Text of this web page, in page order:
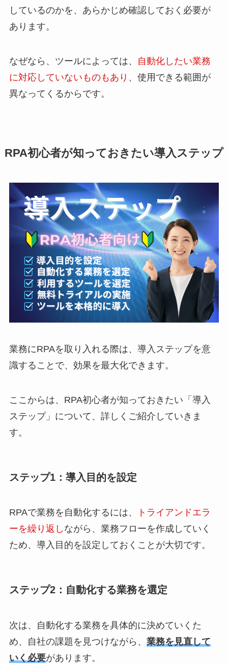
しているのかを、あらかじめ確認しておく必要が
あります。
なぜなら、ツールによっては、
自動化したい業務
に対応していないものもあり 、使用できる範囲が
異なってくるからです。
RPA初心者が知っておきたい導入ステップ
業務にRPAを取り入れる際は、導入ステップを意
識することで、効果を最大化できます。
ここからは、RPA初心者が知っておきたい「導入
ステップ」について、詳しくご紹介していきま
す。
ステップ1：導入目的を設定
RPAで業務を自動化するには、
トライアンドエラ
ーを繰り返し ながら、業務フローを作成していく
ため、導入目的を設定しておくことが大切です。
ステップ2：自動化する業務を選定
次は、自動化する業務を具体的に決めていくた
め、自社の課題を見つけながら、 業務を見直して
いく必要があります。